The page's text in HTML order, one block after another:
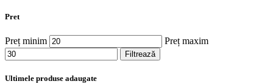
Pret
Preț minim Preț maxim
Filtrează
Ultimele produse adaugate